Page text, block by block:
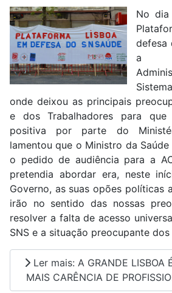
No dia
defesa
a
onde deixou as principais
e dos Trabalhadores para que
positiva por parte do
lamentou que o Ministro da
o pedido de audiência para a
pretendia abordar era, neste
Governo, as suas opões políticas
irão no sentido das nossas
resolver a falta de acesso
SNS e a situação preocupante
Ler mais: A GRANDE LISBOA
MAIS CARÊNCIA DE